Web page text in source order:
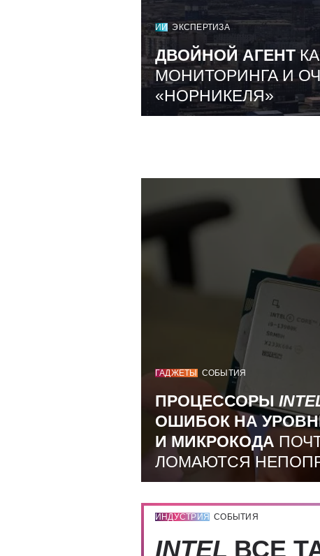
ИИ ЭКСПЕРТИЗА
ДВОЙНОЙ АГЕНТ
МОНИТОРИНГА И
«НОРНИКЕЛЯ»
ГАДЖЕТЫ СОБЫТИЯ
ПРОЦЕССОРЫ
ОШИБОК НА
И МИКРОКОДА
ЛОМАЮТСЯ
ИНДУСТРИЯ СОБЫТИЯ
INTEL ВСЕ